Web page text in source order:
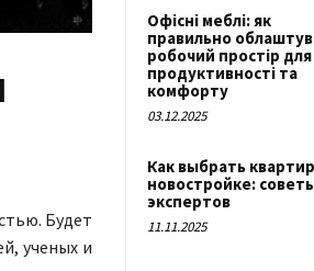
Будет
ученых и
Офісні меблі: як
правильно
робочий простір для
продуктивності та
комфорту
03.12.2025
Как выбрать
новостройке:
экспертов
11.11.2025